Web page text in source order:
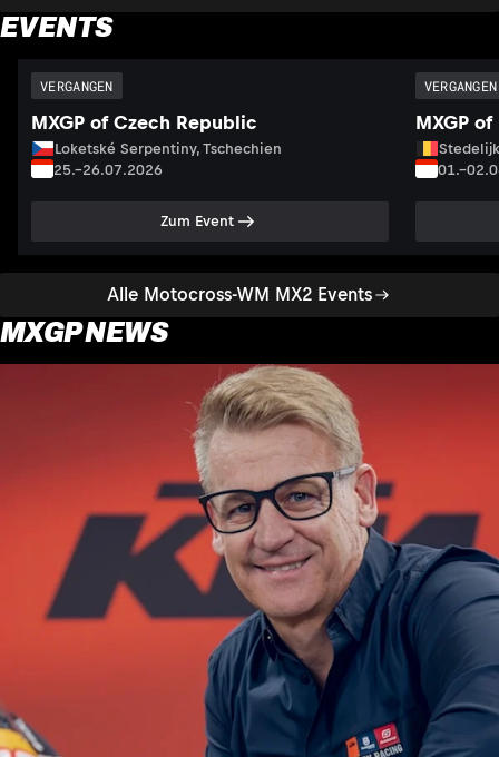
EVENTS
Alle Motocross-WM MX2 Events
VERGANGEN
MXGP of Czech Republic
Loketské Serpentiny, Tschechien
25.–26.07.2026
Zum Event
VERGANGEN
MXGP
MXGP NEWS